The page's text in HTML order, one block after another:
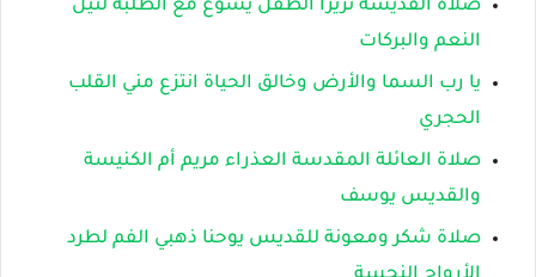
صلاة القديسة تريزا الطفل يسوع مع الطلبة لنيل
النعم والبركات
يا رب السما والأرض وخالق الحياة انتزع مني القلب
الحجري
صلاة العائلة المقدسة العذراء مريم أم الكنيسة
والقديس يوسف
صلاة شكر ومعونة للقديس يوحنا ذهبي الفم لطرد